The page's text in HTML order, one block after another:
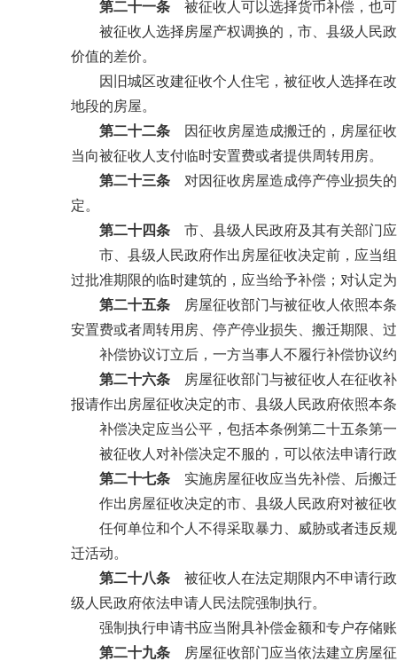
第二十一条 被征收人可以选择货币补偿，也
被征收人选择房屋产权调换的，市、县级人民政
价值的差价。
因旧城区改建征收个人住宅，被征收人选择在改
地段的房屋。
第二十二条 因征收房屋造成搬迁的，房屋征
当向被征收人支付临时安置费或者提供周转用房。
第二十三条 对因征收房屋造成停产停业损失
定。
第二十四条 市、县级人民政府及其有关部门
市、县级人民政府作出房屋征收决定前，应当组
过批准期限的临时建筑的，应当给予补偿；对认定
第二十五条 房屋征收部门与被征收人依照本
安置费或者周转用房、停产停业损失、搬迁期限、
补偿协议订立后，一方当事人不履行补偿协议约
第二十六条 房屋征收部门与被征收人在征收
报请作出房屋征收决定的市、县级人民政府依照本
补偿决定应当公平，包括本条例第二十五条第一
被征收人对补偿决定不服的，可以依法申请行政
第二十七条 实施房屋征收应当先补偿、后搬
作出房屋征收决定的市、县级人民政府对被征收
任何单位和个人不得采取暴力、威胁或者违反规
迁活动。
第二十八条 被征收人在法定期限内不申请行
级人民政府依法申请人民法院强制执行。
强制执行申请书应当附具补偿金额和专户存储账
第二十九条 房屋征收部门应当依法建立房屋